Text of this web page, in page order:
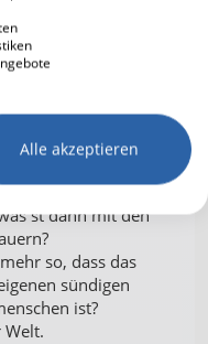
ein Gewinn?
st dann mit den
so, dass das
sündigen
ist?
Welt.
Alle akzeptieren